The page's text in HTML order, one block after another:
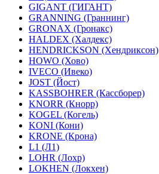
GIGANT (ГИГАНТ)
GRANNING (Граннинг)
GRONAX (Гронакс)
HALDEX (Халдекс)
HENDRICKSON (Хендриксон)
HOWO (Хово)
IVECO (Ивеко)
JOST (Йост)
KASSBOHRER (Касcборер)
KNORR (Кнорр)
KOGEL (Когель)
KONI (Кони)
KRONE (Крона)
L1 (Л1)
LOHR (Лохр)
LOKHEN (Локхен)